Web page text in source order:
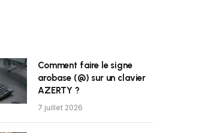
Comment faire le signe
arobase (@) sur un clavier
AZERTY ?
7 juillet 2026